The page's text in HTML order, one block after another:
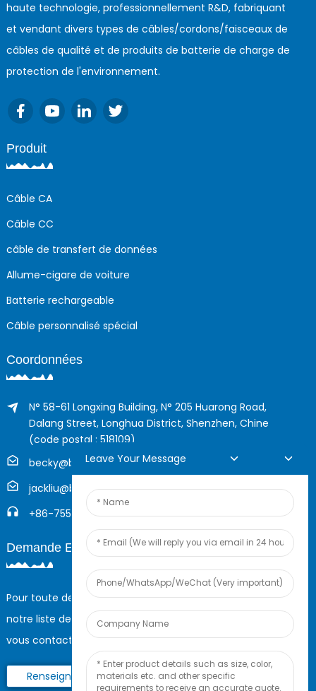
haute technologie, professionnellement R&D, fabriquant
et vendant divers types de câbles/cordons/faisceaux de
câbles de qualité et de produits de batterie de charge de
protection de l'environnement.
Produit
Câble CA
Câble CC
câble de transfert de données
Allume-cigare de voiture
Batterie rechargeable
Câble personnalisé spécial
Coordonnées
N° 58-61 Longxing Building, N° 205 Huarong Road,
Dalang Street, Longhua District, Shenzhen, Chine
(code postal : 518109)
becky@boyingcable.com
jackliu@boyingcable.com
+86-755-21014277
Demande En Ligne
Pour toute demande de renseignements sur nos produits ou
notre liste de prix, veuillez nous laisser votre e-mail et nous
vous contacterons dans les 24 heures.
Renseignez-Vous Maintenant
Leave Your Message